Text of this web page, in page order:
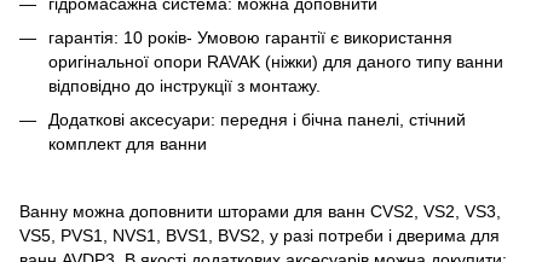
гарантія: 10 років- Умовою гарантії є використання
оригінальної опори RAVAK (ніжки) для даного типу ванни
відповідно до інструкції з монтажу.
Додаткові аксесуари: передня і бічна панелі, стічний
комплект для ванни
Ванну можна доповнити шторами для ванн CVS2, VS2, VS3,
VS5, PVS1, NVS1, BVS1, BVS2, у разі потреби і дверима для